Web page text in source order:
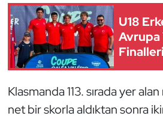
U18
Avrupa
Klasmanda 113. sırada yer
net bir skorla aldıktan sonra
Golf
Güreş
Halter
Hava Sporları